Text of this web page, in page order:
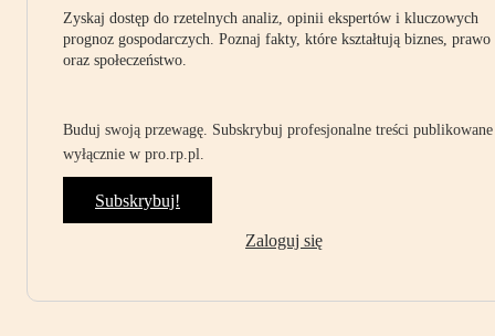
Zyskaj dostęp do rzetelnych analiz, opinii ekspertów i kluczowych
prognoz gospodarczych. Poznaj fakty, które kształtują biznes, prawo
oraz społeczeństwo.
Buduj swoją przewagę. Subskrybuj profesjonalne treści publikowane
wyłącznie w pro.rp.pl.
Subskrybuj!
Zaloguj się